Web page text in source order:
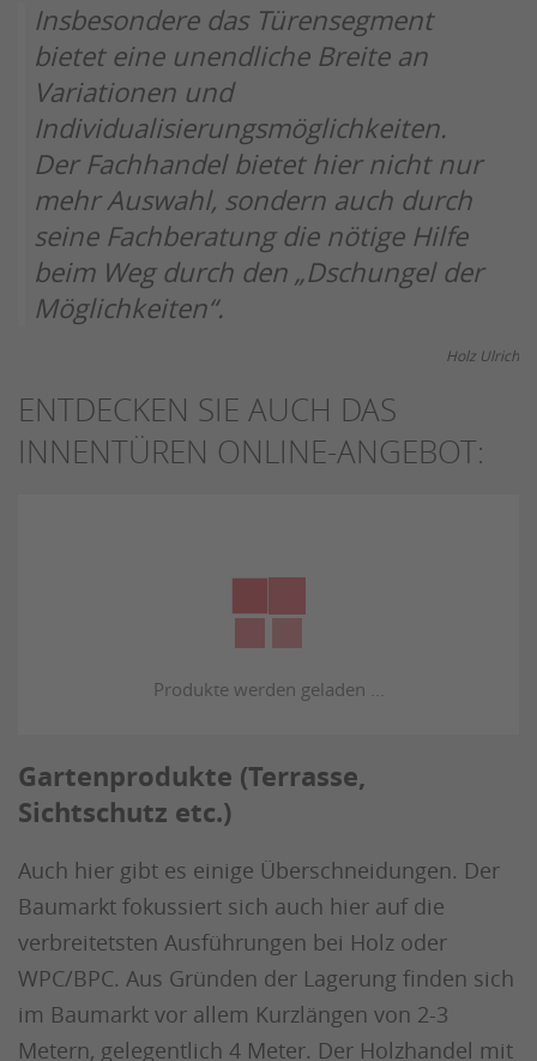
Insbesondere das Türensegment
bietet eine unendliche Breite an
Variationen und
Individualisierungsmöglichkeiten.
Der Fachhandel bietet hier nicht nur
mehr Auswahl, sondern auch durch
seine Fachberatung die nötige Hilfe
beim Weg durch den „Dschungel der
Möglichkeiten“.
Holz Ulrich
ENTDECKEN SIE AUCH DAS
INNENTÜREN ONLINE-ANGEBOT:
Gartenprodukte (Terrasse,
Sichtschutz etc.)
Auch hier gibt es einige Überschneidungen. Der
Baumarkt fokussiert sich auch hier auf die
verbreitetsten Ausführungen bei Holz oder
WPC/BPC. Aus Gründen der Lagerung finden sich
im Baumarkt vor allem Kurzlängen von 2-3
Metern, gelegentlich 4 Meter. Der Holzhandel mit